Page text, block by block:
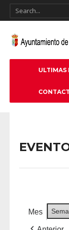
ULTIMAS
Mes